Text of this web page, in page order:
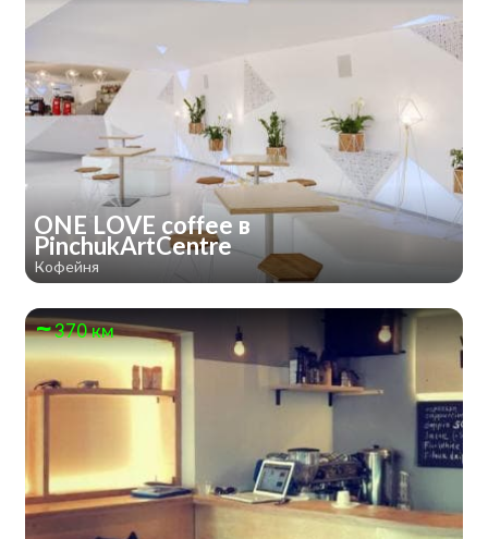
ONE LOVE coffee в
PinchukArtCentre
Кофейня
370 км